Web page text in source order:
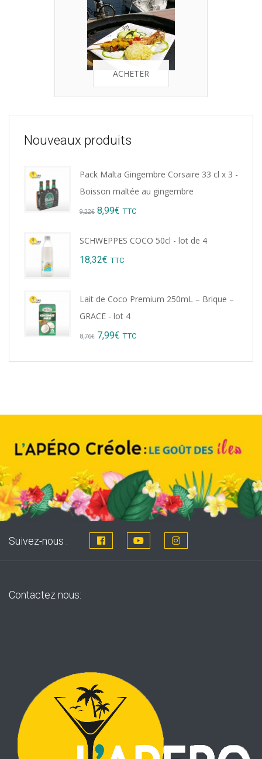
ACHETER
Nouveaux produits
Pack Malta Gingembre Corsaire 33 cl x 3 -
Boisson maltée au gingembre
9,22€ Original
8,99€ Current
TTC
SCHWEPPES COCO 50cl - lot de 4
18,32€ TTC
Lait de Coco Premium 250mL – Brique –
GRACE - lot 4
8,76€ Original
7,99€ Current
TTC
Suivez-nous :
Contactez nous: